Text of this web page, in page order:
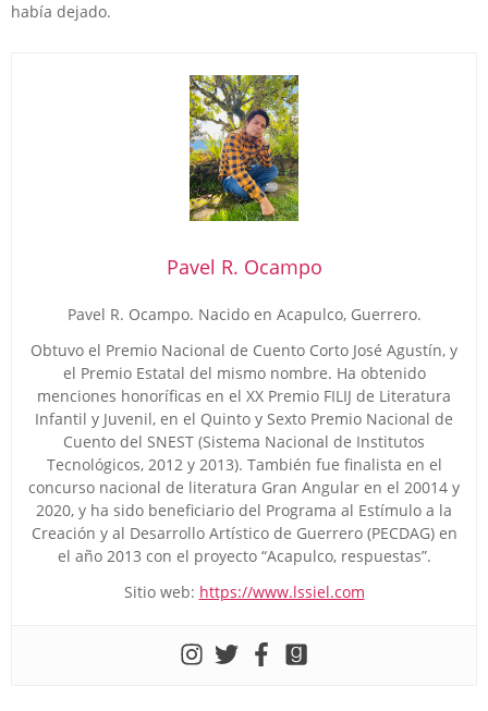
había dejado.
Pavel R. Ocampo
Pavel R. Ocampo. Nacido en Acapulco, Guerrero.
Obtuvo el Premio Nacional de Cuento Corto José Agustín, y
el Premio Estatal del mismo nombre. Ha obtenido
menciones honoríficas en el XX Premio FILIJ de Literatura
Infantil y Juvenil, en el Quinto y Sexto Premio Nacional de
Cuento del SNEST (Sistema Nacional de Institutos
Tecnológicos, 2012 y 2013). También fue finalista en el
concurso nacional de literatura Gran Angular en el 20014 y
2020, y ha sido beneficiario del Programa al Estímulo a la
Creación y al Desarrollo Artístico de Guerrero (PECDAG) en
el año 2013 con el proyecto “Acapulco, respuestas”.
Sitio web: https://www.lssiel.com